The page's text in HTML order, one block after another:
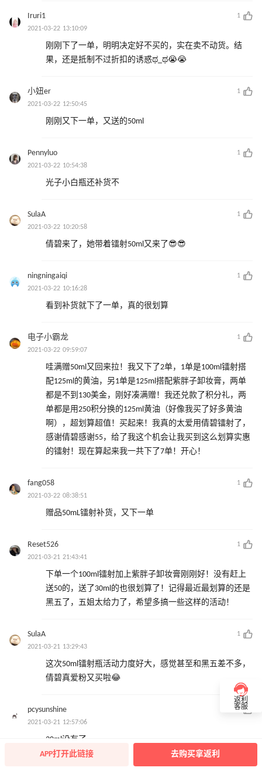
Iruri1
1
2021-03-22 13:10:09
刚刚下了一单，明明决定好不买的，实在卖不动货。结
果，还是抵制不过折扣的诱惑ಥ_ಥ😭😭
小妞er
1
2021-03-22 12:50:45
刚刚又下一单，又送的50ml
Pennyluo
1
2021-03-22 10:54:38
光子小白瓶还补货不
SulaA
1
2021-03-22 10:20:58
倩碧来了，她带着镭射50ml又来了😎😎
ningningaiqi
1
2021-03-22 10:16:28
看到补货就下了一单，真的很划算
电子小霸龙
1
2021-03-22 09:59:07
哇满赠50ml又回来拉！我又下了2单，1单是100ml镭射搭
配125ml的黄油，另1单是125ml搭配紫胖子卸妆膏，两单
都是不到130美金，刚好凑满赠！我还兑款了积分礼，两
单都是用250积分换的125ml黄油（好像我买了好多黄油
啊），超划算超值！买起来！我真的太爱用倩碧镭射了，
感谢倩碧感谢55，给了我这个机会让我买到这么划算实惠
的镭射！现在算起来我一共下了7单！开心！
fang058
1
2021-03-22 08:38:51
赠品50mL镭射补货，又下一单
Reset526
1
2021-03-21 21:43:41
下单一个100ml镭射加上紫胖子卸妆膏刚刚好！没有赶上
送50的，送了30ml的也很划算了！记得最近最划算的还是
黑五了，五姐太给力了，希望多搞一些这样的活动！
SulaA
1
2021-03-21 13:29:43
这次50ml镭射瓶活动力度好大，感觉甚至和黑五差不多，
倩碧真爱粉又买啦😂
pcysunshine
1
2021-03-21 12:57:06
30ml没有了
返利
客服
APP打开此链接 去购买拿返利